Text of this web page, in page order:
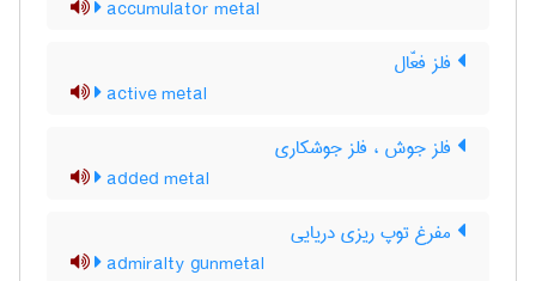
accumulator metal
فلز فعّال
active metal
فلز جوش ، فلز جوشکاری
added metal
مفرغ توپ ریزی دریایی
admiralty gunmetal